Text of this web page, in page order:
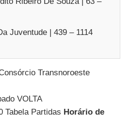
Juventude | 439 – 1114
Transnoroeste
VOLTA
Tabela Partidas Horário de